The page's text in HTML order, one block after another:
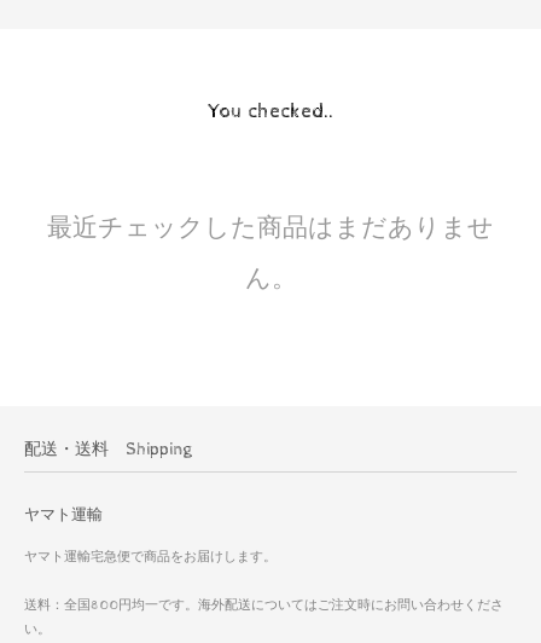
You checked..
最近チェックした商品はまだありませ
ん。
配送・送料 Shipping
ヤマト運輸
ヤマト運輸宅急便で商品をお届けします。
送料：全国800円均一です。海外配送についてはご注文時にお問い合わせくださ
い。